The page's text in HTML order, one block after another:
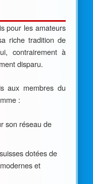
pour les amateurs
riche tradition de
contrairement à
disparu.
aux membres du
:
son réseau de
dotées de
et